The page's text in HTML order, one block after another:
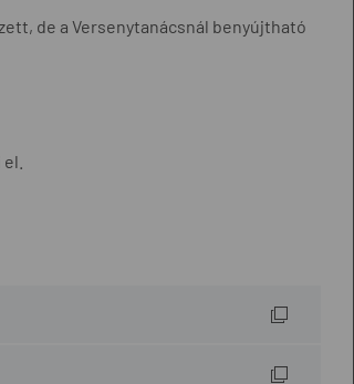
de a Versenytanácsnál benyújtható